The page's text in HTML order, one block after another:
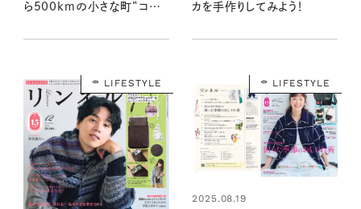
ら500kmの小さな町“コッコ
カを手作りしてみよう！
LIFESTYLE LIFESTYLE
2025.08.19